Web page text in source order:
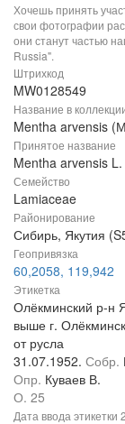
Хочешь принять
свои фотографии
они станут частью
Russia".
Штрихкод
MW0128549
Название в
Mentha arvensis
Принятое название
Mentha arvensis
Семейство
Lamiaceae
Районирование
Сибирь, Якутия
Геопривязка
60,2058, 119,942
Этикетка
Олёкминский р-н
выше г.
от русла
31.07.1952. Собр.
Опр. Куваев В.
О. 25
Дата ввода этикетки